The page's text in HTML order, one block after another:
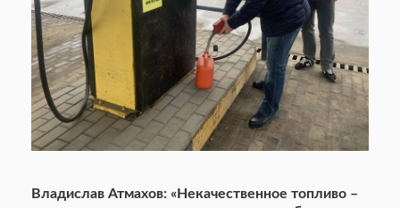
Владислав Атмахов: «Некачественное топливо –